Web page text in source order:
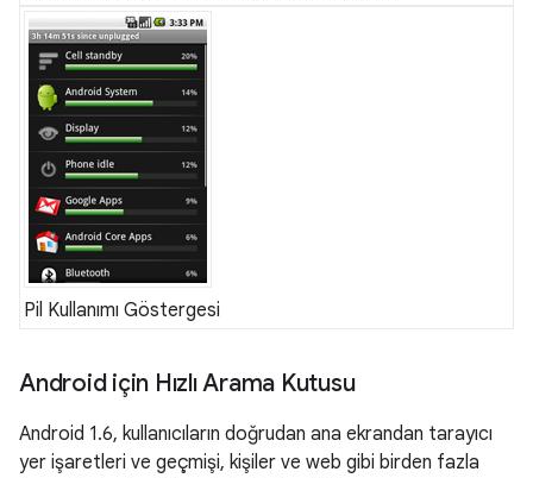
Pil Kullanımı Göstergesi
Android için Hızlı Arama Kutusu
Android 1.6, kullanıcıların doğrudan ana ekrandan tarayıcı
yer işaretleri ve geçmişi, kişiler ve web gibi birden fazla